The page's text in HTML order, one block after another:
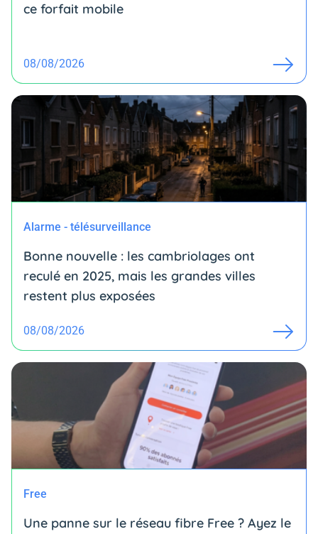
ce forfait mobile
08/08/2026
Alarme - télésurveillance
Bonne nouvelle : les cambriolages ont
reculé en 2025, mais les grandes villes
restent plus exposées
08/08/2026
Free
Une panne sur le réseau fibre Free ? Ayez le